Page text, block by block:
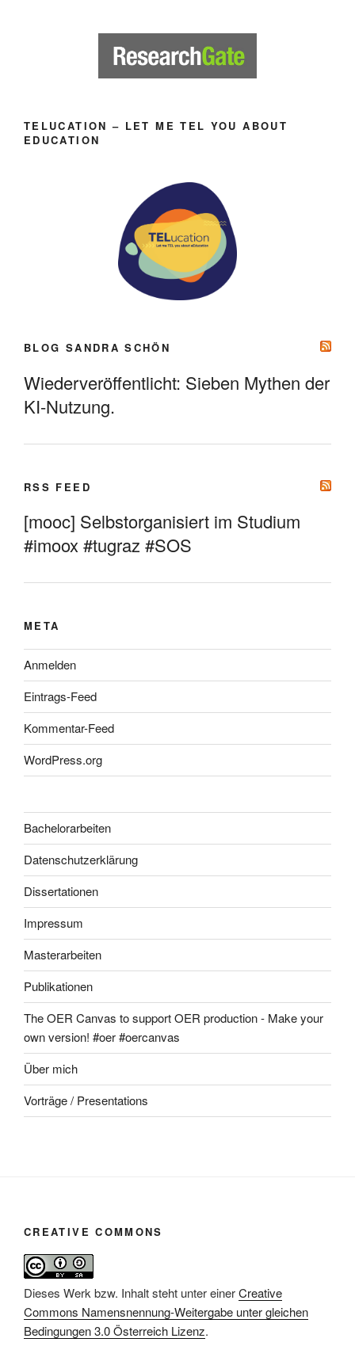
TELUCATION – LET ME TEL YOU ABOUT
EDUCATION
BLOG SANDRA SCHÖN
Wiederveröffentlicht: Sieben Mythen der
KI-Nutzung.
RSS FEED
[mooc] Selbstorganisiert im Studium
#imoox #tugraz #SOS
META
Anmelden
Eintrags-Feed
Kommentar-Feed
WordPress.org
Bachelorarbeiten
Datenschutzerklärung
Dissertationen
Impressum
Masterarbeiten
Publikationen
The OER Canvas to support OER production - Make your
own version! #oer #oercanvas
Über mich
Vorträge / Presentations
CREATIVE COMMONS
Dieses Werk bzw. Inhalt steht unter einerCreative
Commons Namensnennung-Weitergabe unter gleichen
Bedingungen 3.0 Österreich Lizenz.